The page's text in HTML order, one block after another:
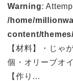
Warning:
/home/
content/
【材料】・じ
個・オリーブ
【作り…